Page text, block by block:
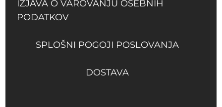
IZJAVA O VAROVANJU OSEBNIH
PODATKOV
SPLOŠNI POGOJI POSLOVANJA
DOSTAVA